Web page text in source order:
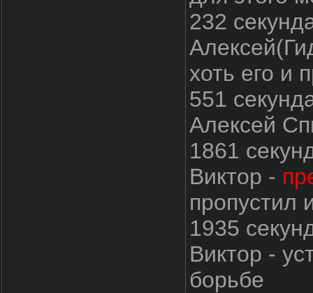
232
хоть его и
551
Алексей
1861
Виктор -
пропустил
1935
Виктор -
борьбе